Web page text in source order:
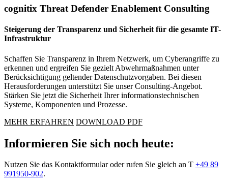
cognitix Threat Defender Enablement Consulting
Steigerung der Transparenz und Sicherheit für die gesamte IT-
Infrastruktur
Schaffen Sie Transparenz in Ihrem Netzwerk, um Cyberangriffe zu
erkennen und ergreifen Sie gezielt Abwehrmaßnahmen unter
Berücksichtigung geltender Datenschutzvorgaben. Bei diesen
Herausforderungen unterstützt Sie unser Consulting-Angebot.
Stärken Sie jetzt die Sicherheit Ihrer informationstechnischen
System­e, Komponenten und Prozesse.
MEHR ERFAHREN DOWNLOAD PDF
Informieren Sie sich noch heute:
Nutzen Sie das Kontaktformular oder rufen Sie gleich an T +49 89
991950-902.